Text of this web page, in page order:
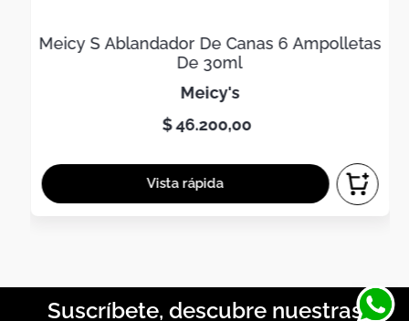
Meicy S Ablandador De Canas 6 Ampolletas
De 30ml
meicy's
$46.200,00